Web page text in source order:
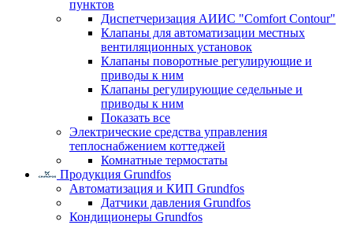
пунктов
Диспетчеризация АИИС "Comfort Contour"
Клапаны для автоматизации местных
вентиляционных установок
Клапаны поворотные регулирующие и
приводы к ним
Клапаны регулирующие седельные и
приводы к ним
Показать все
Электрические средства управления
теплоснабжением коттеджей
Комнатные термостаты
Продукция Grundfos
Автоматизация и КИП Grundfos
Датчики давления Grundfos
Кондиционеры Grundfos